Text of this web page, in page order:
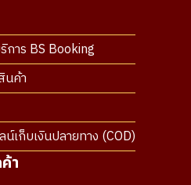
การ BS Booking
นค้า
เก็บเงินปลายทาง (COD)
า